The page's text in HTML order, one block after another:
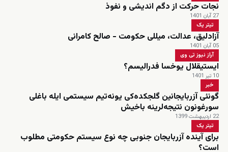
نجات حرکت از دگم اندیشی و نفوذ
27 آبان 1401
تیتر یک
آزادلیق، عدالت، میللی حکومت - صالح کامرانی
05 آبان 1401
آراز نیوز تی وی
ایستیقلال یوخسا فدرالیسم؟
10 تیر 1401
خبر
گونئی آزربایجانین گلجکده‌کی یونه‌تیم سیستمی ایله باغلی
سورغونون نتیجه‌لرینه باخیش
22 اردیبهشت 1399
تیتر یک
برای آینده آزربایجان جنوبی چه نوع سیستم حکومتی مطلوب
است؟